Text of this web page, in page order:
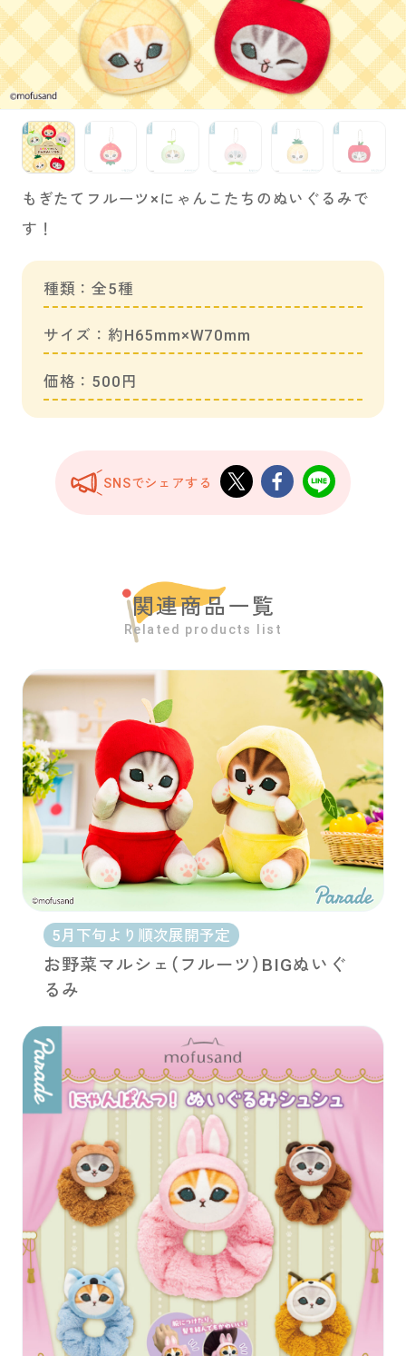
プライバシーポリシー
もぎたてフルーツ×にゃんこたちのぬいぐるみで
す！
種類：全5種
サイズ：約H65mm×W70mm
価格：500円
SNSでシェアする
関連商品一覧
Related products list
5月下旬より順次展開予定
お野菜マルシェ（フルーツ）BIGぬいぐ
るみ